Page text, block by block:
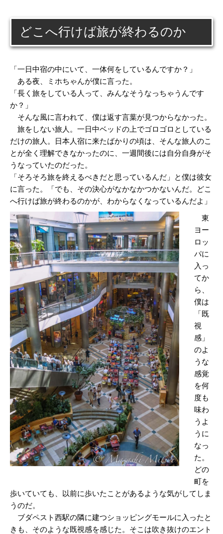
どこへ行けば旅が終わるのか
「一日中宿の中にいて、一体何をしているんですか？」
ある夜、ミホちゃんが僕に言った。
「長く旅をしている人って、みんなそうなっちゃうんです
か？」
そんな風に言われて、僕は返す言葉が見つからなかった。
旅をしない旅人。一日中ベッドの上でゴロゴロとしている
だけの旅人。日本人宿に来たばかりの頃は、そんな旅人のこ
とが全く理解できなかったのに、一週間後には自分自身がそ
うなっていたのだった。
「そろそろ旅を終えるべきだと思っているんだ」と僕は彼女
に言った。「でも、その決心がなかなかつかないんだ。どこ
へ行けば旅が終わるのかが、わからなくなっているんだよ」
東
ヨー
ロッ
パに
入っ
てか
ら、
僕は
「既
視
感」
のよ
うな
感覚
を何
度も
味わ
うよ
うに
なっ
た。
どの
町を
歩いていても、以前に歩いたことがあるような気がしてしま
うのだ。
ブダペスト西駅の隣に建つショッピングモールに入ったと
きも、そのような既視感を感じた。そこは吹き抜けのエント